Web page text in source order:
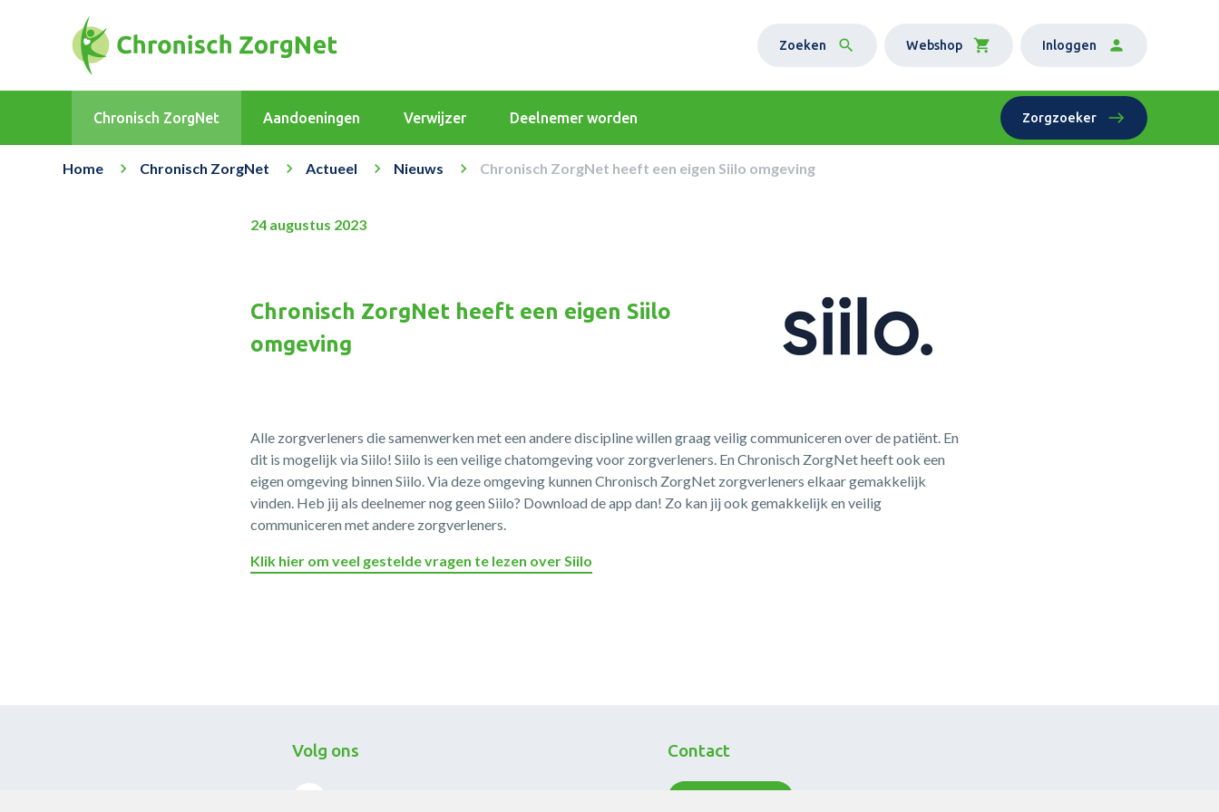
Zoeken Webshop Inloggen
Chronisch ZorgNet Aandoeningen Verwijzer Deelnemer worden Zorgzoeker
Home Chronisch ZorgNet Actueel Nieuws Chronisch ZorgNet heeft een eigen Siilo omgeving
24 augustus 2023
Chronisch ZorgNet heeft een eigen Siilo
omgeving
Alle zorgverleners die samenwerken met een andere discipline willen graag veilig communiceren over de patiënt. En
dit is mogelijk via Siilo! Siilo is een veilige chatomgeving voor zorgverleners. En Chronisch ZorgNet heeft ook een
eigen omgeving binnen Siilo. Via deze omgeving kunnen Chronisch ZorgNet zorgverleners elkaar gemakkelijk
vinden. Heb jij als deelnemer nog geen Siilo? Download de app dan! Zo kan jij ook gemakkelijk en veilig
communiceren met andere zorgverleners.
Klik hier om veel gestelde vragen te lezen over Siilo
Volg ons Contact